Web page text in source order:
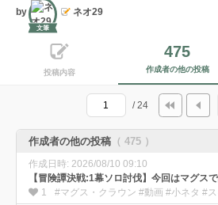
by
文筆
ネオ29
投稿内容
475
作成者の他の投稿
/ 24
作成者の他の投稿 （ 475 ）
作成日時: 2026/08/10 09:10
【冒険譚決戦:1幕ソロ討伐】今回はマグス
1
#マグス・クラウン #動画 #小ネタ #